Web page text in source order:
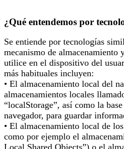
¿Qué entendemos por
Se entiende por tecnologías
mecanismo de almacenamiento
utilice en el dispositivo del
más habituales incluyen:
• El almacenamiento local del
almacenamientos locales
“localStorage”, así como la
navegador, para guardar
• El almacenamiento local de
como por ejemplo el